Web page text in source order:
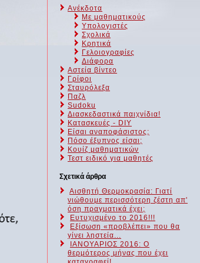
Ανέκδοτα
Με μαθηματικούς
Υπολογιστές
Σχολικά
Κρητικά
Γελοιογραφίες
Διάφορα
Αστεία βίντεο
Γρίφοι
Σταυρόλεξα
Παζλ
Sudoku
Διασκεδαστικά παιχνίδια!
Κατασκευές - DIY
Είσαι αναποφάσιστος;
Πόσο έξυπνος είσαι;
Kουίζ μαθηματικών
Τεστ ειδικό για μαθητές
Σχετικά άρθρα
Αισθητή Θερμοκρασία: Γιατί
νιώθουμε περισσότερη ζέστη απ'
όση πραγματικά έχει;
Ευτυχισμένο το 2016!!!
Εξίσωση «προβλέπει» που θα
γίνει ληστεία...
ΙΑΝΟΥΑΡΙΟΣ 2016: Ο
θερμότερος μήνας που έχει